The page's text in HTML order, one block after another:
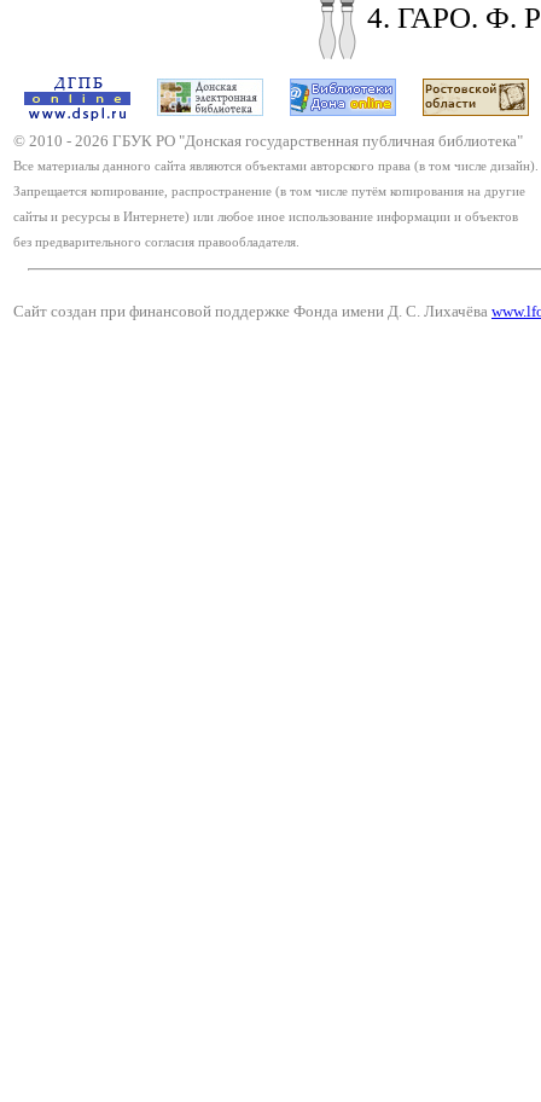
4. ГАРО. Ф.
© 2010 - 2026 ГБУК РО "Донская государственная публичная библиотека"
Все материалы данного сайта являются объектами авторского права (в том числе дизайн).
Запрещается копирование, распространение (в том числе путём копирования на другие
сайты и ресурсы в Интернете) или любое иное использование информации и объектов
без предварительного согласия правообладателя.
Сайт создан при финансовой поддержке Фонда имени Д. С. Лихачёва